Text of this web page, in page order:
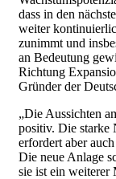
dass in den
weiter
zunimmt und
an Bedeutung
Richtung
Gründer der
„Die Aussichten
positiv. Die starke
erfordert aber
Die neue Anlage
sie ist ein weiterer